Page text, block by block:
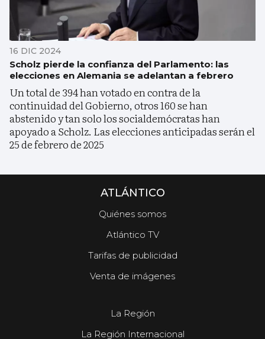
16 DIC 2024
Scholz pierde la confianza del Parlamento: las
elecciones en Alemania se adelantan a febrero
Un total de 394 han votado en contra de la
continuidad del Gobierno, otros 160 se han
abstenido y tan solo los socialdemócratas han
apoyado a Scholz. Las elecciones anticipadas serán el
25 de febrero de 2025
ATLÁNTICO
Quiénes somos
Atlántico TV
Tarifas de publicidad
Venta de imágenes
La Región
La Región Internacional